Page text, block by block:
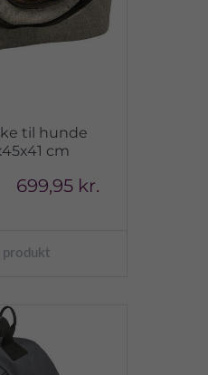
til hunde
cm
699,95 kr.
produkt